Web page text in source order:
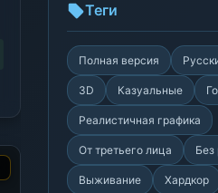
Теги
Полная версия
3D Казуальные
Реалистичная графика
От третьего лица Без
Выживание Хардкор